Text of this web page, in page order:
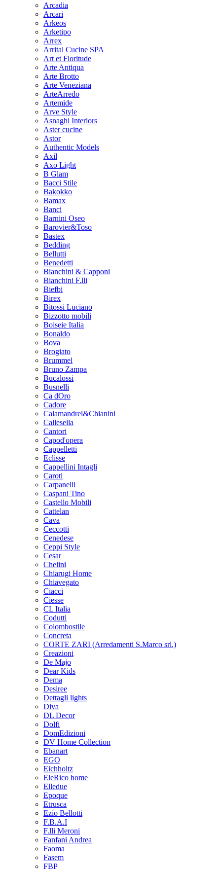
Arcadia
Arcari
Arkeos
Arketipo
Arrex
Arrital Cucine SPA
Art et Floritude
Arte Antiqua
Arte Brotto
Arte Veneziana
ArteArredo
Artemide
Arve Style
Asnaghi Interiors
Aster cucine
Astor
Authentic Models
Axil
Axo Light
B Glam
Bacci Stile
Bakokko
Bamax
Banci
Barnini Oseo
Barovier&Toso
Bastex
Bedding
Bellutti
Benedetti
Bianchini & Capponi
Bianchini F.lli
Biefbi
Birex
Bitossi Luciano
Bizzotto mobili
Boiseie Italia
Bonaldo
Bova
Brogiato
Brummel
Bruno Zampa
Bucalossi
Busnelli
Ca dOro
Cadore
Calamandrei&Chianini
Callesella
Cantori
Capod'opera
Cappelletti
Eclisse
Cappellini Intagli
Caroti
Carpanelli
Caspani Tino
Castello Mobili
Cattelan
Cava
Ceccotti
Cenedese
Ceppi Style
Cesar
Chelini
Chiarugi Home
Chiavegato
Ciacci
Ciesse
CL Italia
Codutti
Colombostile
Concreta
CORTE ZARI (Arredamenti S.Marco srl.)
Creazioni
De Majo
Dear Kids
Dema
Desiree
Dettagli lights
Diva
DL Decor
Dolfi
DomEdizioni
DV Home Collection
Ebanart
EGO
Eichholtz
EleRico home
Elledue
Epoque
Etrusca
Ezio Bellotti
F.B.A.I
F.lli Meroni
Fanfani Andrea
Faoma
Fasem
FBP